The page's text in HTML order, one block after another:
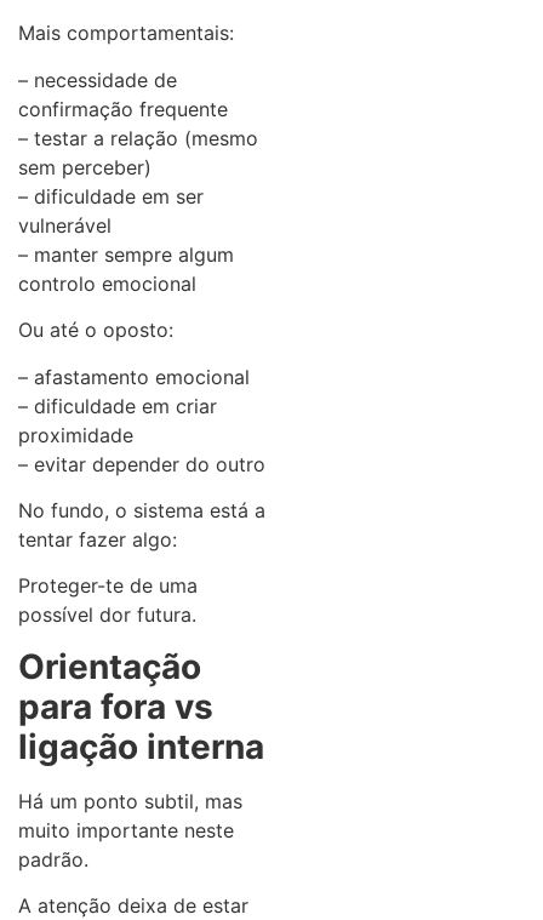
Mais comportamentais:
– necessidade de
confirmação frequente
– testar a relação (mesmo
sem perceber)
– dificuldade em ser
vulnerável
– manter sempre algum
controlo emocional
Ou até o oposto:
– afastamento emocional
– dificuldade em criar
proximidade
– evitar depender do outro
No fundo, o sistema está a
tentar fazer algo:
Proteger-te de uma
possível dor futura.
Orientação
para fora vs
ligação interna
Há um ponto subtil, mas
muito importante neste
padrão.
A atenção deixa de estar